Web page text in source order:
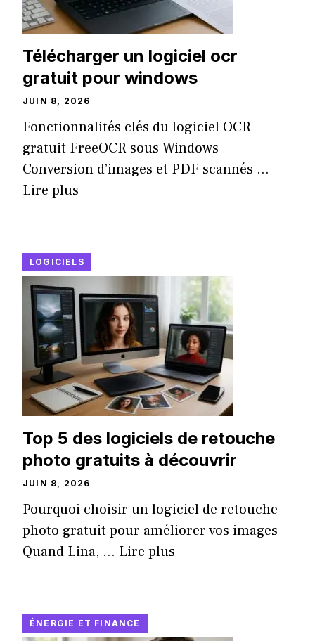
Télécharger un logiciel ocr
gratuit pour windows
JUIN 8, 2026
Fonctionnalités clés du logiciel OCR
gratuit FreeOCR sous Windows
Conversion d’images et PDF scannés ...
Lire plus
LOGICIELS
Top 5 des logiciels de retouche
photo gratuits à découvrir
JUIN 8, 2026
Pourquoi choisir un logiciel de retouche
photo gratuit pour améliorer vos images
Quand Lina, ... Lire plus
ÉNERGIE ET FINANCE